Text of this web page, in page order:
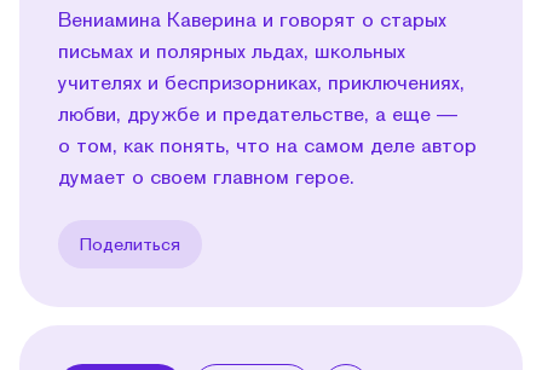
Вениамина Каверина и говорят о старых
письмах и полярных льдах, школьных
учителях и беспризорниках, приключениях,
любви, дружбе и предательстве, а еще —
о том, как понять, что на самом деле автор
думает о своем главном герое.
Поделиться